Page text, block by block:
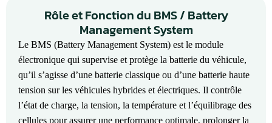
Rôle et Fonction du BMS / Battery
Management System
Le BMS (Battery Management System) est le module
électronique qui supervise et protège la batterie du véhicule,
qu’il s’agisse d’une batterie classique ou d’une batterie haute
tension sur les véhicules hybrides et électriques. Il contrôle
l’état de charge, la tension, la température et l’équilibrage des
cellules pour assurer une performance optimale, prolonger la